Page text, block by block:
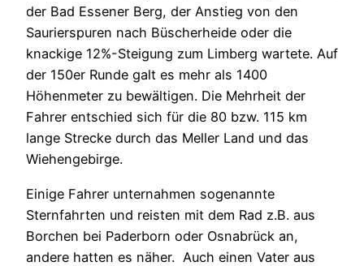
der Bad Essener Berg, der Anstieg von den
Saurierspuren nach Büscherheide oder die
knackige 12%-Steigung zum Limberg wartete. Auf
der 150er Runde galt es mehr als 1400
Höhenmeter zu bewältigen. Die Mehrheit der
Fahrer entschied sich für die 80 bzw. 115 km
lange Strecke durch das Meller Land und das
Wiehengebirge.
Einige Fahrer unternahmen sogenannte
Sternfahrten und reisten mit dem Rad z.B. aus
Borchen bei Paderborn oder Osnabrück an,
andere hatten es näher. Auch einen Vater aus